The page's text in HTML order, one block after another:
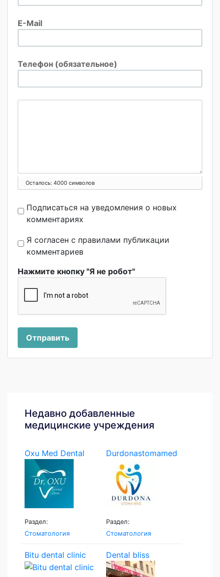
E-Mail
Телефон (обязательное)
Осталось: 4000 символов
Подписаться на уведомления о новых
комментариях
Я согласен с правилами публикации
комментариев
Нажмите кнопку "Я не робот"
Отправить
Недавно добавленные
медицинские учреждения
Oxu Med Dental
Раздел:
Стоматология
Durdonastomamed
Раздел:
Стоматология
Bitu dental clinic Dental bliss